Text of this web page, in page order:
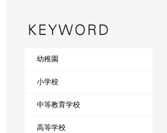
幼稚園
小学校
中等教育学校
高等学校